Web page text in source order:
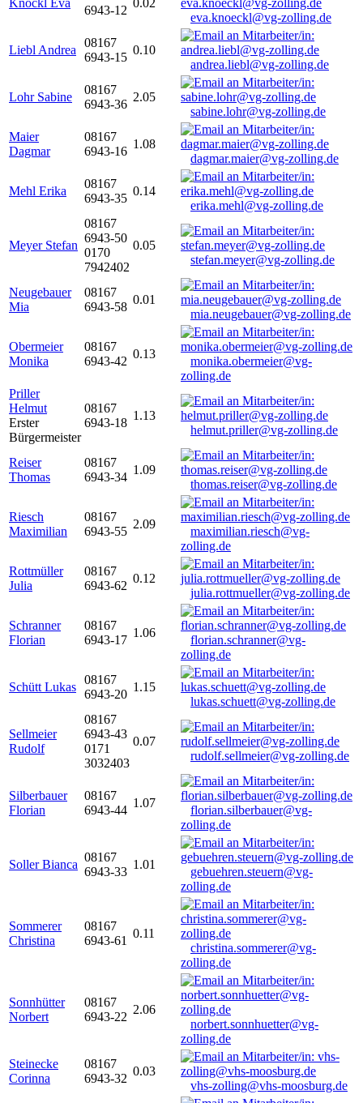
Knöckl Eva
6943-12
0.02
eva.knoeckl@vg-zolling.de
Liebl Andrea
08167
6943-15
0.10
andrea.liebl@vg-zolling.de
Lohr Sabine
08167
6943-36
2.05
sabine.lohr@vg-zolling.de
Maier
Dagmar
08167
6943-16
1.08
dagmar.maier@vg-zolling.de
Mehl Erika
08167
6943-35
0.14
erika.mehl@vg-zolling.de
Meyer Stefan
08167
6943-50
0170
7942402
0.05
stefan.meyer@vg-zolling.de
Neugebauer
Mia
08167
6943-58
0.01
mia.neugebauer@vg-zolling.de
Obermeier
Monika
08167
6943-42
0.13
monika.obermeier@vg-
zolling.de
Priller
Helmut
Erster
Bürgermeister
08167
6943-18
1.13
helmut.priller@vg-zolling.de
Reiser
Thomas
08167
6943-34
1.09
thomas.reiser@vg-zolling.de
Riesch
Maximilian
08167
6943-55
2.09
maximilian.riesch@vg-
zolling.de
Rottmüller
Julia
08167
6943-62
0.12
julia.rottmueller@vg-zolling.de
Schranner
Florian
08167
6943-17
1.06
florian.schranner@vg-
zolling.de
Schütt Lukas
08167
6943-20
1.15
lukas.schuett@vg-zolling.de
Sellmeier
Rudolf
08167
6943-43
0171
3032403
0.07
rudolf.sellmeier@vg-zolling.de
Silberbauer
Florian
08167
6943-44
1.07
florian.silberbauer@vg-
zolling.de
Soller Bianca
08167
6943-33
1.01
gebuehren.steuern@vg-
zolling.de
Sommerer
Christina
08167
6943-61
0.11
christina.sommerer@vg-
zolling.de
Sonnhütter
Norbert
08167
6943-22
2.06
norbert.sonnhuetter@vg-
zolling.de
Steinecke
Corinna
08167
6943-32
0.03
vhs-zolling@vhs-moosburg.de